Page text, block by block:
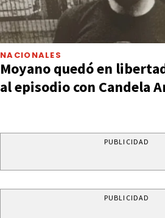
NACIONALES
Moyano quedó en
al episodio con Candela
PUBLICIDAD
PUBLICIDAD